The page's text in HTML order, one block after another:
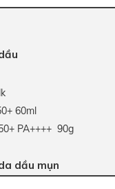
60ml
PA++++ 90g
dầu mụn